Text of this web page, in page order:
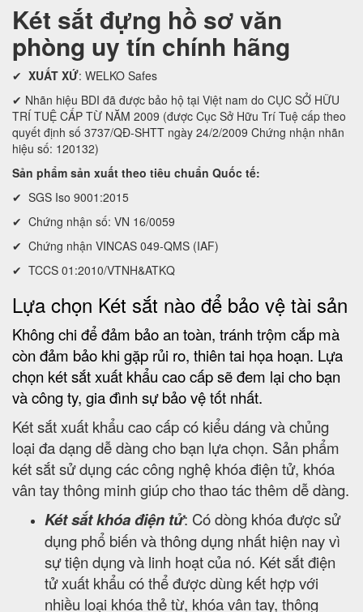
Két sắt đựng hồ sơ văn
phòng uy tín chính hãng
✔ XUẤT XỨ: WELKO Safes
✔ Nhãn hiệu BDI đã được bảo hộ tại Việt nam do CỤC SỞ HỮU
TRÍ TUỆ CẤP TỪ NĂM 2009 (được Cục Sở Hữu Trí Tuệ cấp theo
quyết định số 3737/QĐ-SHTT ngày 24/2/2009 Chứng nhận nhãn
hiệu số: 120132)
Sản phẩm sản xuất theo tiêu chuẩn Quốc tế:
✔ SGS Iso 9001:2015
✔ Chứng nhận số: VN 16/0059
✔ Chứng nhận VINCAS 049-QMS (IAF)
✔ TCCS 01:2010/VTNH&ATKQ
Lựa chọn Két sắt nào để bảo vệ tài sản
Không chi để đảm bảo an toàn, tránh trộm cắp mà
còn đảm bảo khi gặp rủi ro, thiên tai họa hoạn. Lựa
chọn két sắt xuất khẩu cao cấp sẽ đem lại cho bạn
và công ty, gia đình sự bảo vệ tốt nhất.
Két sắt xuất khẩu cao cấp có kiểu dáng và chủng
loại đa dạng dễ dàng cho bạn lựa chọn. Sản phẩm
két sắt sử dụng các công nghệ khóa điện tử, khóa
vân tay thông minh giúp cho thao tác thêm dễ dàng.
Két sắt khóa điện tử: Có dòng khóa được sử
dụng phổ biến và thông dụng nhất hiện nay vì
sự tiện dụng và linh hoạt của nó. Két sắt điện
tử xuất khẩu có thể được dùng kết hợp với
nhiều loại khóa thẻ từ, khóa vân tay, thông